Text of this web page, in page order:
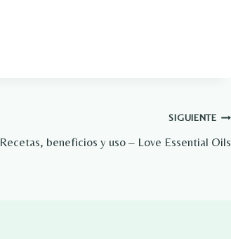
SIGUIENTE
Recetas, beneficios y uso – Love Essential Oils